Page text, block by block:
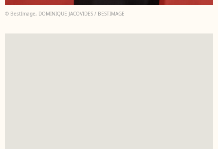
© BestImage, DOMINIQUE JACOVIDES / BESTIMAGE